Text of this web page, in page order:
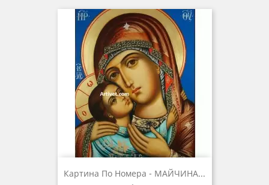
Картина По Номера - МАЙЧИНА...